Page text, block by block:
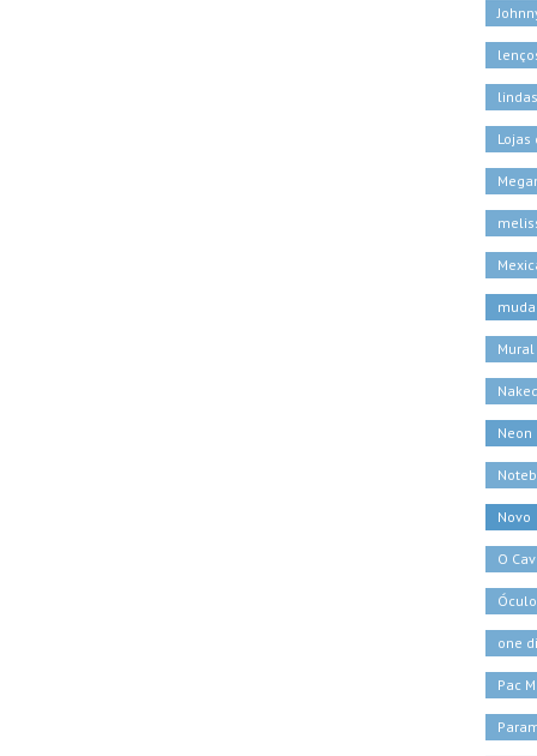
lindas
Lojas
Neon
Novo
O
one
Pac